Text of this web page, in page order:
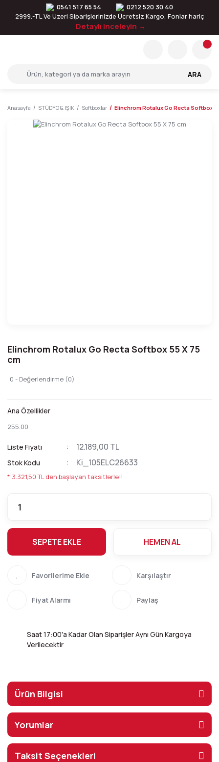
0541 517 65 54
0212 520 30 40
2999.-TL Ve Üzeri Siparişlerinizde Ücretsiz Kargo, Fonlar hariç
Detaylı inceleyin →
ARA
Anasayfa STÜDYO & IŞIK Softboxlar Elinchrom Rotalux Go Recta Softbox
Elinchrom Rotalux Go Recta Softbox 55 X 75
cm
0 - Değerlendirme (0)
Ana Özellikler
255.00
Liste Fiyatı 12.189,00 TL
Stok Kodu Ki_105ELC26633
* 3.321,50 TL den başlayan taksitlerle!!
SEPETE EKLE HEMEN AL
Karşılaştır
Fiyat Alarmı Paylaş
Saat 17:00'a Kadar Olan Siparişler Aynı Gün Kargoya
Verilecektir
Ürün Bilgisi
Yorumlar
Taksit Seçenekleri